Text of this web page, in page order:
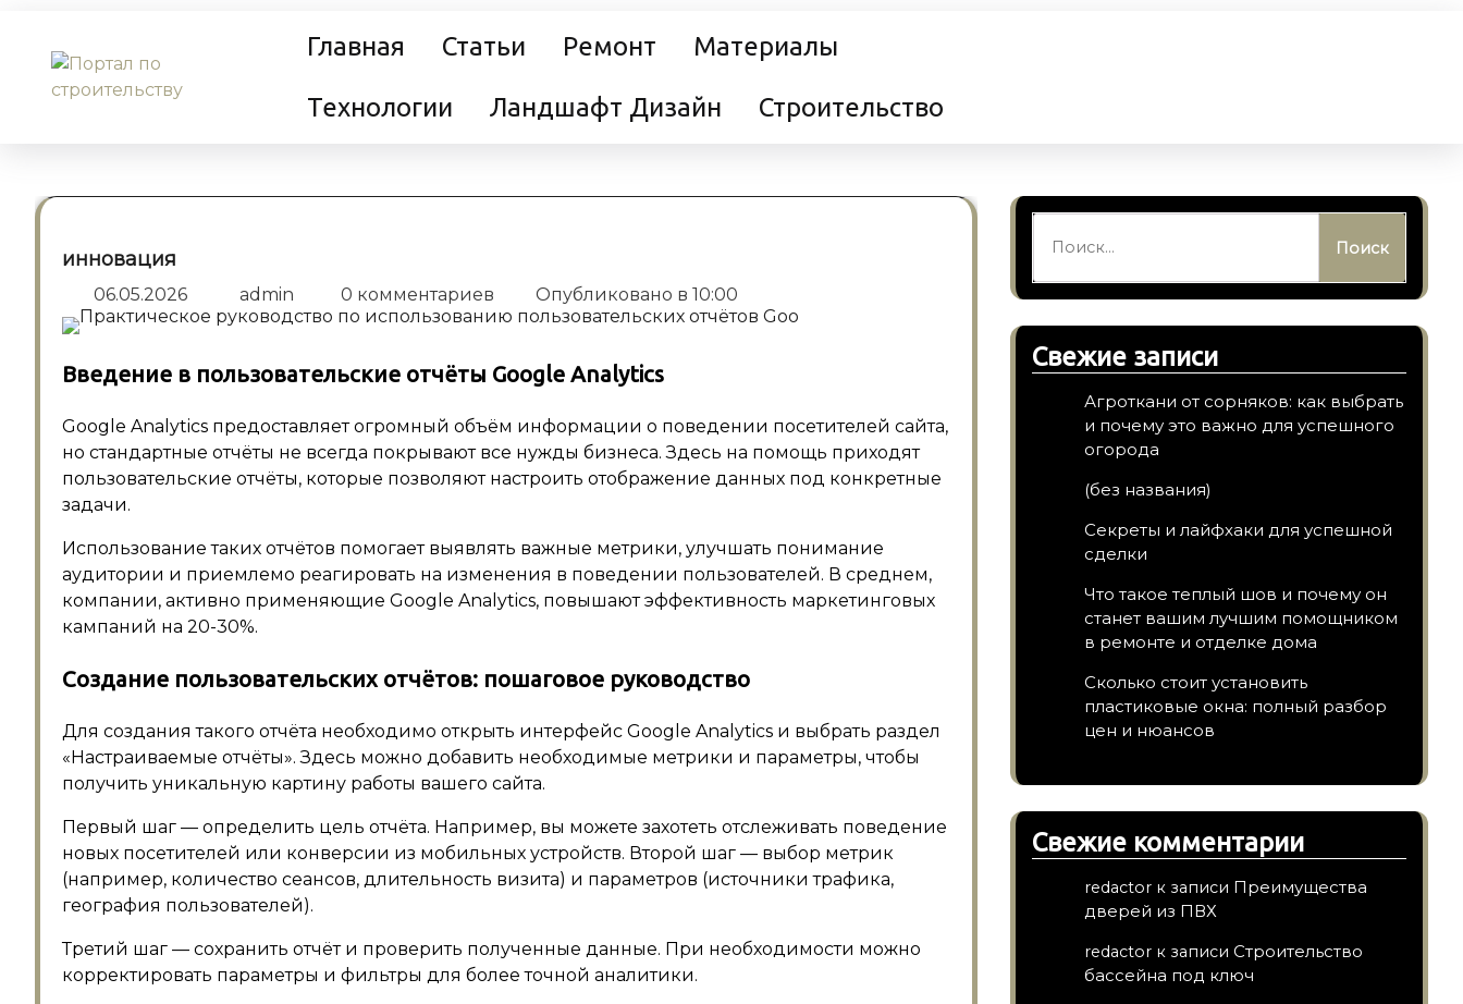
содержанию
Главная Статьи Ремонт Материалы
Технологии Ландшафт Дизайн Строительство
инновация
06.05.2026 admin 0 комментариев Опубликовано в 10:00
Введение в пользовательские отчёты Google Analytics
Google Analytics предоставляет огромный объём информации о поведении посетителей сайта,
но стандартные отчёты не всегда покрывают все нужды бизнеса. Здесь на помощь приходят
пользовательские отчёты, которые позволяют настроить отображение данных под конкретные
задачи.
Использование таких отчётов помогает выявлять важные метрики, улучшать понимание
аудитории и приемлемо реагировать на изменения в поведении пользователей. В среднем,
компании, активно применяющие Google Analytics, повышают эффективность маркетинговых
кампаний на 20-30%.
Создание пользовательских отчётов: пошаговое руководство
Для создания такого отчёта необходимо открыть интерфейс Google Analytics и выбрать раздел
«Настраиваемые отчёты». Здесь можно добавить необходимые метрики и параметры, чтобы
получить уникальную картину работы вашего сайта.
Первый шаг — определить цель отчёта. Например, вы можете захотеть отслеживать поведение
новых посетителей или конверсии из мобильных устройств. Второй шаг — выбор метрик
(например, количество сеансов, длительность визита) и параметров (источники трафика,
география пользователей).
Третий шаг — сохранить отчёт и проверить полученные данные. При необходимости можно
корректировать параметры и фильтры для более точной аналитики.
Свежие записи
Агроткани от сорняков: как выбрать
и почему это важно для успешного
огорода
(без названия)
Секреты и лайфхаки для успешной
сделки
Что такое теплый шов и почему он
станет вашим лучшим помощником
в ремонте и отделке дома
Сколько стоит установить
пластиковые окна: полный разбор
цен и нюансов
Свежие комментарии
redactor к записи Преимущества
дверей из ПВХ
redactor к записи Строительство
бассейна под ключ